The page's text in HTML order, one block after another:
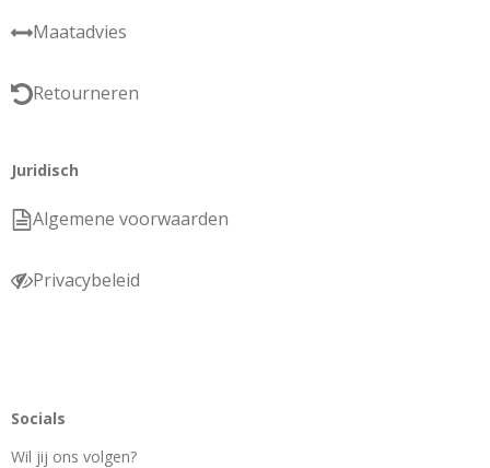
Maatadvies
Retourneren
Juridisch
Algemene voorwaarden
Privacybeleid
Socials
Wil jij ons volgen?